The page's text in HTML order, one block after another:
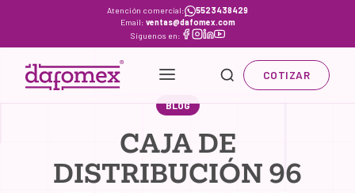
content
Atención comercial:
5523438429
Email: ventas@dafomex.com
Síguenos en:
COTIZAR
BLOG
CAJA DE
DISTRIBUCIÓN 96